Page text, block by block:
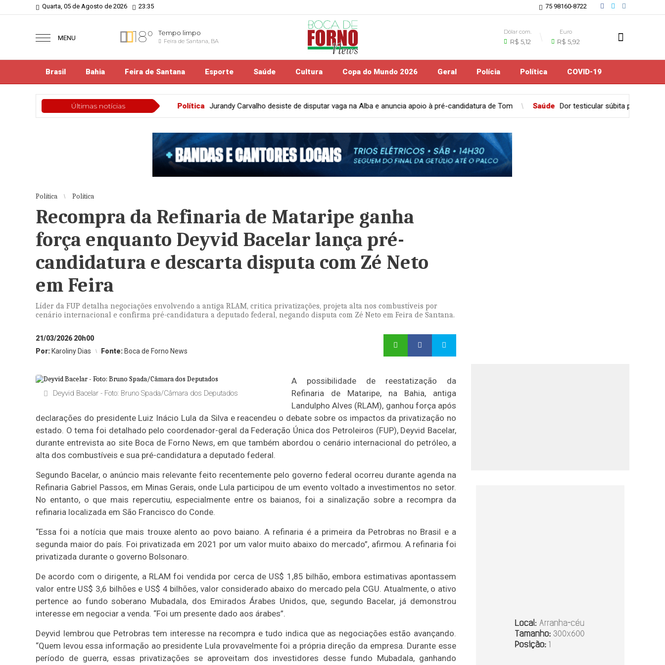
Quarta, 05 de Agosto de 2026 23:35 75 98160-8722
MENU 18° Tempo limpo
Feira de Santana, BA
Dólar com.
R$ 5,12
Euro
R$ 5,92
Brasil Bahia Feira de Santana Esporte Saúde Cultura Copa do Mundo 2026 Geral Polícia Política COVID-19
Últimas notícias
Política Jurandy Carvalho desiste de disputar vaga na Alba e anuncia apoio à pré-candidatura de Tom Saúde Dor testicular súbita pode indicar emergência médica e exige
Política Política
Recompra da Refinaria de Mataripe ganha
força enquanto Deyvid Bacelar lança pré-
candidatura e descarta disputa com Zé Neto
em Feira
Líder da FUP detalha negociações envolvendo a antiga RLAM, critica privatizações, projeta alta nos combustíveis por
cenário internacional e confirma pré-candidatura a deputado federal, negando disputa com Zé Neto em Feira de Santana.
21/03/2026 20h00
Por: Karoliny Dias Fonte: Boca de Forno News
Deyvid Bacelar - Foto: Bruno Spada/Câmara dos Deputados
A possibilidade de reestatização da
Refinaria de Mataripe, na Bahia, antiga
Landulpho Alves (RLAM), ganhou força após
declarações do presidente Luiz Inácio Lula da Silva e reacendeu o debate sobre os impactos da privatização no
estado. O tema foi detalhado pelo coordenador-geral da Federação Única dos Petroleiros (FUP), Deyvid Bacelar,
durante entrevista ao site Boca de Forno News, em que também abordou o cenário internacional do petróleo, a
alta dos combustíveis e sua pré-candidatura a deputado federal.
Segundo Bacelar, o anúncio mais relevante feito recentemente pelo governo federal ocorreu durante agenda na
Refinaria Gabriel Passos, em Minas Gerais, onde Lula participou de um evento voltado a investimentos no setor.
No entanto, o que mais repercutiu, especialmente entre os baianos, foi a sinalização sobre a recompra da
refinaria localizada em São Francisco do Conde.
“Essa foi a notícia que mais trouxe alento ao povo baiano. A refinaria é a primeira da Petrobras no Brasil e a
segunda maior do país. Foi privatizada em 2021 por um valor muito abaixo do mercado”, afirmou. A refinaria foi
privatizada durante o governo Bolsonaro.
De acordo com o dirigente, a RLAM foi vendida por cerca de US$ 1,85 bilhão, embora estimativas apontassem
valor entre US$ 3,6 bilhões e US$ 4 bilhões, valor considerado abaixo do mercado pela CGU. Atualmente, o ativo
pertence ao fundo soberano Mubadala, dos Emirados Árabes Unidos, que, segundo Bacelar, já demonstrou
interesse em negociar a venda. “Foi um presente dado aos árabes”.
Deyvid lembrou que Petrobras tem interesse na recompra e tudo indica que as negociações estão avançando.
“Quem levou essa informação ao presidente Lula provavelmente foi a própria direção da empresa. Durante esse
período de guerra, essas privatizações se aproveitam dos investidores desse fundo Mubadala, ganhando